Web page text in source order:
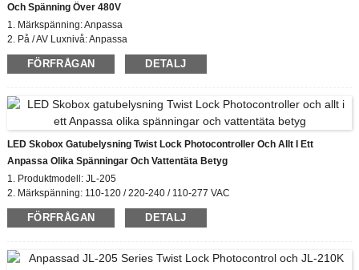
Och Spänning Över 480V
1. Märkspänning: Anpassa
2. På / AV Luxnivå: Anpassa
3. IP-klassificering: IP54, IP65, IP67
4. Överensstämmande standard: CE, ROHS, UL
FÖRFRÅGAN DETALJ
LED Skobox Gatubelysning Twist Lock Photocontroller Och Allt I Ett
Anpassa Olika Spänningar Och Vattentäta Betyg
1. Produktmodell: JL-205
2. Märkspänning: 110-120 / 220-240 / 110-277 VAC
3. På / AV Luxnivå: 6 Lx på;50 Lx av
4. IP-klassning: IP54, IP65, IP67
FÖRFRÅGAN DETALJ